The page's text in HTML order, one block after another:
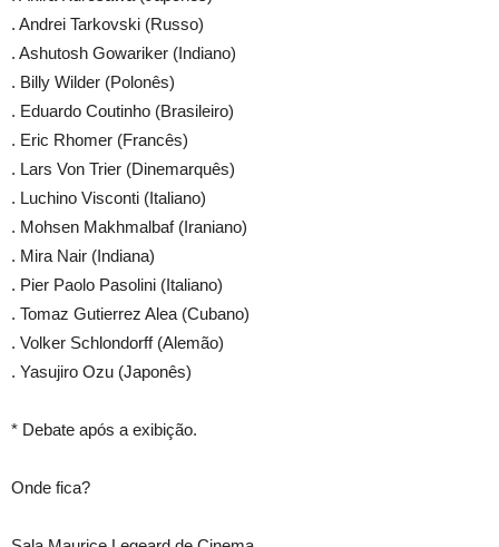
. Andrei Tarkovski (Russo)
. Ashutosh Gowariker (Indiano)
. Billy Wilder (Polonês)
. Eduardo Coutinho (Brasileiro)
. Eric Rhomer (Francês)
. Lars Von Trier (Dinemarquês)
. Luchino Visconti (Italiano)
. Mohsen Makhmalbaf (Iraniano)
. Mira Nair (Indiana)
. Pier Paolo Pasolini (Italiano)
. Tomaz Gutierrez Alea (Cubano)
. Volker Schlondorff (Alemão)
. Yasujiro Ozu (Japonês)
* Debate após a exibição.
Onde fica?